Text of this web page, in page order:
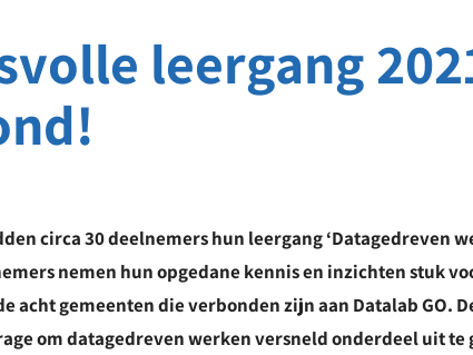
leergang
circa 30 deelnemers hun leergang ‘Datagedreven
nemen hun opgedane kennis en inzichten stuk
acht gemeenten die verbonden zijn aan Datalab GO.
om datagedreven werken versneld onderdeel uit te